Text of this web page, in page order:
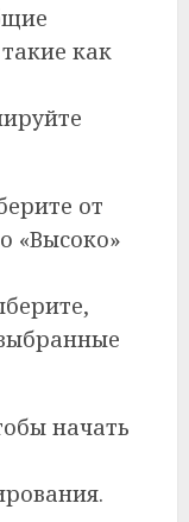
как
от
«Высоко»
начать